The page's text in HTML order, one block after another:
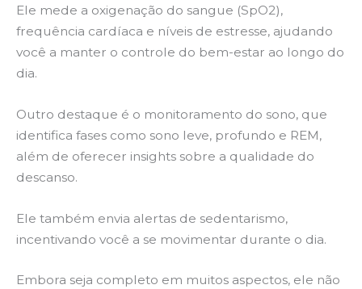
Ele mede a oxigenação do sangue (SpO2),
frequência cardíaca e níveis de estresse, ajudando
você a manter o controle do bem-estar ao longo do
dia.
Outro destaque é o monitoramento do sono, que
identifica fases como sono leve, profundo e REM,
além de oferecer insights sobre a qualidade do
descanso.
Ele também envia alertas de sedentarismo,
incentivando você a se movimentar durante o dia.
Embora seja completo em muitos aspectos, ele não